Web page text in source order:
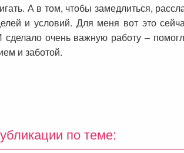
А в том, чтобы замедлиться,
и условий. Для меня вот это
очень важную работу –
и заботой.
по теме: